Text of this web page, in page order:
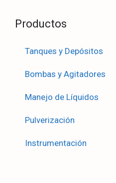
Productos
Tanques y Depósitos
Bombas y Agitadores
Manejo de Líquidos
Pulverización
Instrumentación